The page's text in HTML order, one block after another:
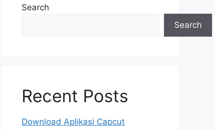
Search
Search
Recent Posts
Download Aplikasi Capcut